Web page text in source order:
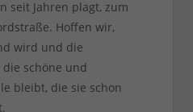
seit Jahren plagt, zum
Hoffen wir,
wird und die
schöne und
bleibt, die sie schon